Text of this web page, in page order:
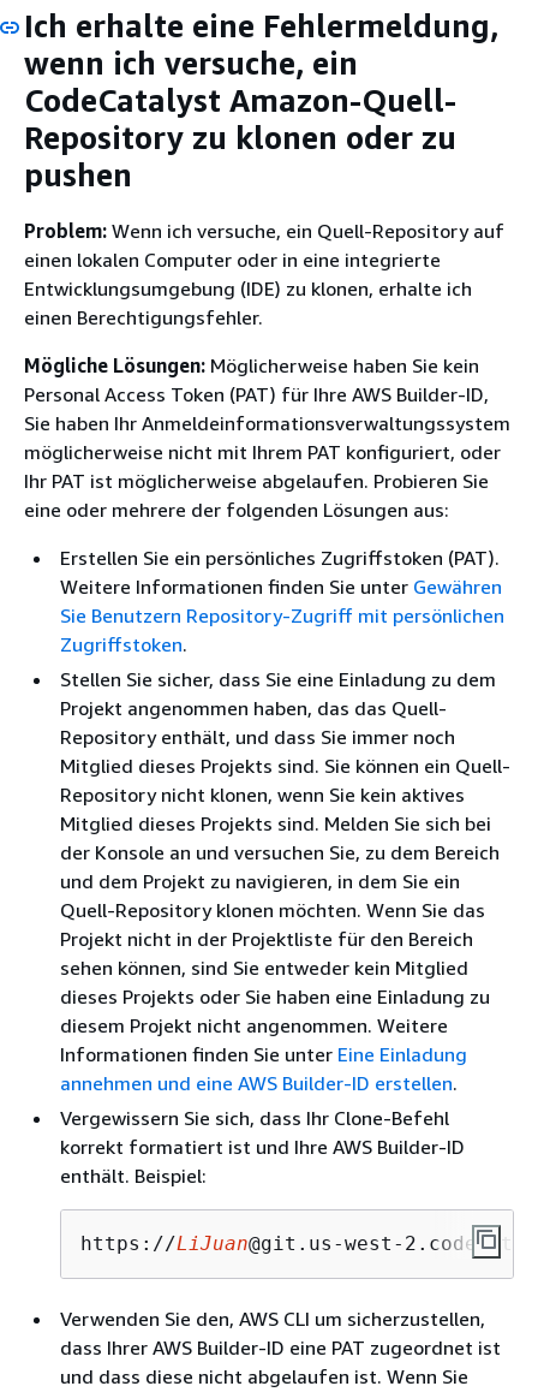
Ich erhalte eine Fehlermeldung,
wenn ich versuche, ein
CodeCatalyst Amazon-Quell-
Repository zu klonen oder zu
pushen
Problem: Wenn ich versuche, ein Quell-Repository auf
einen lokalen Computer oder in eine integrierte
Entwicklungsumgebung (IDE) zu klonen, erhalte ich
einen Berechtigungsfehler.
Mögliche Lösungen: Möglicherweise haben Sie kein
Personal Access Token (PAT) für Ihre AWS Builder-ID,
Sie haben Ihr Anmeldeinformationsverwaltungssystem
möglicherweise nicht mit Ihrem PAT konfiguriert, oder
Ihr PAT ist möglicherweise abgelaufen. Probieren Sie
eine oder mehrere der folgenden Lösungen aus:
Erstellen Sie ein persönliches Zugriffstoken (PAT).
Weitere Informationen finden Sie unter Gewähren
Sie Benutzern Repository-Zugriff mit persönlichen
Zugriffstoken.
Stellen Sie sicher, dass Sie eine Einladung zu dem
Projekt angenommen haben, das das Quell-
Repository enthält, und dass Sie immer noch
Mitglied dieses Projekts sind. Sie können ein Quell-
Repository nicht klonen, wenn Sie kein aktives
Mitglied dieses Projekts sind. Melden Sie sich bei
der Konsole an und versuchen Sie, zu dem Bereich
und dem Projekt zu navigieren, in dem Sie ein
Quell-Repository klonen möchten. Wenn Sie das
Projekt nicht in der Projektliste für den Bereich
sehen können, sind Sie entweder kein Mitglied
dieses Projekts oder Sie haben eine Einladung zu
diesem Projekt nicht angenommen. Weitere
Informationen finden Sie unter Eine Einladung
annehmen und eine AWS Builder-ID erstellen.
Vergewissern Sie sich, dass Ihr Clone-Befehl
korrekt formatiert ist und Ihre AWS Builder-ID
enthält. Beispiel:
https://LiJuan@git.us-west-
Verwenden Sie den, AWS CLI um sicherzustellen,
dass Ihrer AWS Builder-ID eine PAT zugeordnet ist
und dass diese nicht abgelaufen ist. Wenn Sie